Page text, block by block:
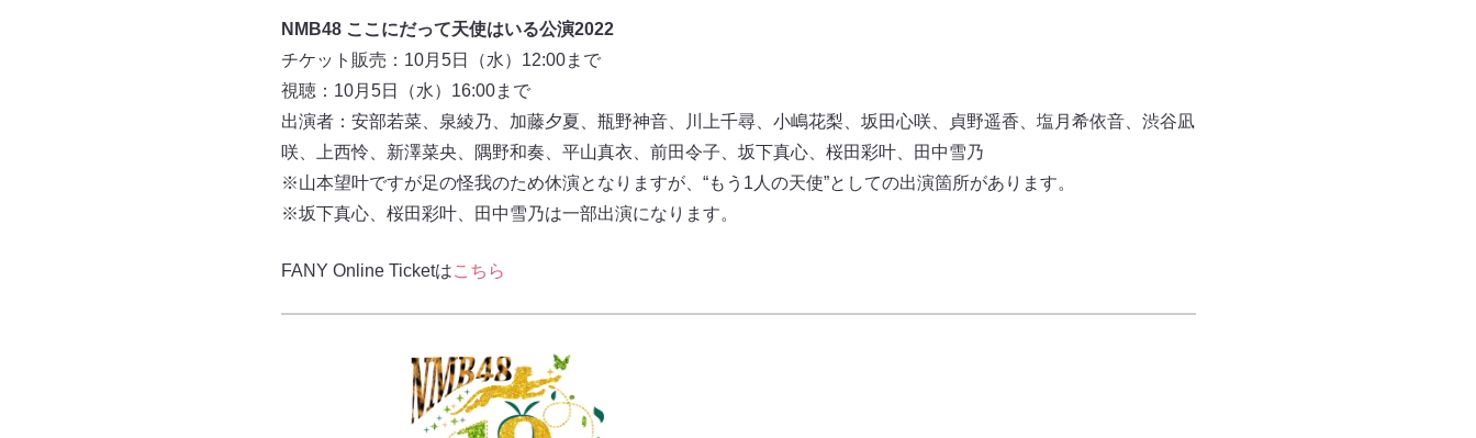
NMB48 ここにだって天使はいる公演2022
チケット販売：10月5日（水）12:00まで
視聴：10月5日（水）16:00まで
出演者：安部若菜、泉綾乃、加藤夕夏、瓶野神音、川上千尋、小嶋花梨、坂田心咲、貞野遥香、塩月希依音、渋谷凪
咲、上西怜、新澤菜央、隅野和奏、平山真衣、前田令子、坂下真心、桜田彩叶、田中雪乃
※山本望叶ですが足の怪我のため休演となりますが、“もう1人の天使”としての出演箇所があります。
※坂下真心、桜田彩叶、田中雪乃は一部出演になります。
FANY Online Ticketはこちら